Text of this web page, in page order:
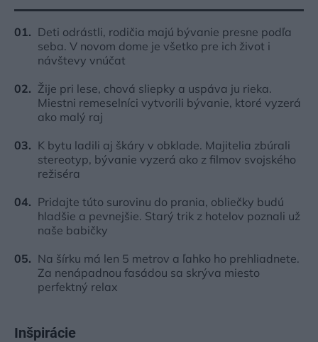
Deti odrástli, rodičia majú bývanie presne podľa
seba. V novom dome je všetko pre ich život i
návštevy vnúčat
Žije pri lese, chová sliepky a uspáva ju rieka.
Miestni remeselníci vytvorili bývanie, ktoré vyzerá
ako malý raj
K bytu ladili aj škáry v obklade. Majitelia zbúrali
stereotyp, bývanie vyzerá ako z filmov svojského
režiséra
Pridajte túto surovinu do prania, obliečky budú
hladšie a pevnejšie. Starý trik z hotelov poznali už
naše babičky
Na šírku má len 5 metrov a ľahko ho prehliadnete.
Za nenápadnou fasádou sa skrýva miesto
perfektný relax
Inšpirácie